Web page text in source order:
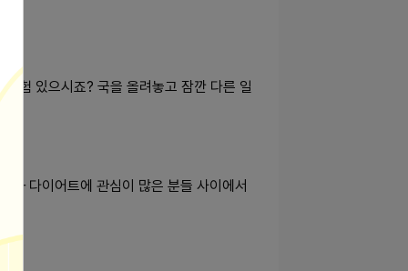
험 있으시죠? 국을 올려놓고 잠깐 다른 일
과 다이어트에 관심이 많은 분들 사이에서